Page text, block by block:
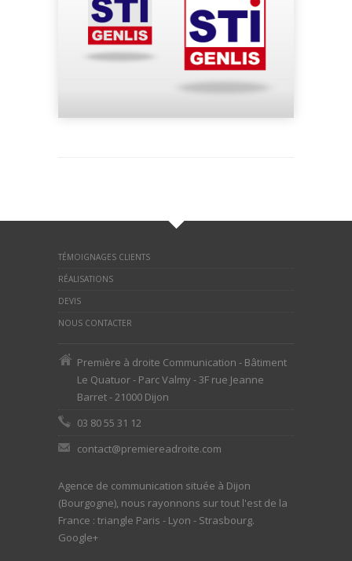
TÉMOIGNAGES CLIENTS
RÉALISATIONS
DEVIS
NOUS CONTACTER
Première à droite Communication - Bâtiment
Le Quatuor - Parc Valmy - 3F rue Jeanne
Barret - 21000 Dijon
03 80 55 31 12
contact@premiereadroite.com
Agence de communication située à Dijon
(Bourgogne), nous rayonnons sur tout l'est de la
France : triangle Paris - Lyon - Strasbourg.
Google+